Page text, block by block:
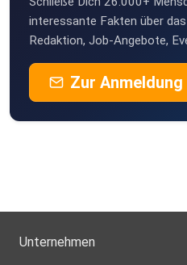
interessante Fakten über
Redaktion, Job-Angebote,
Zur Anmeldung
Unternehmen